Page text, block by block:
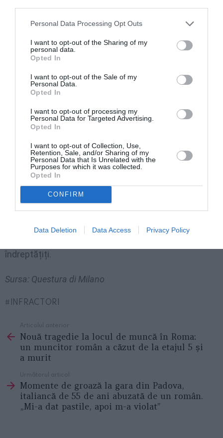
Personal Data Processing Opt Outs
I want to opt-out of the Sharing of my
personal data.
Opted In
I want to opt-out of the Sale of my
Personal Data.
Opted In
I want to opt-out of processing my
Personal Data for Targeted Advertising.
Opted In
I want to opt-out of Collection, Use,
Retention, Sale, and/or Sharing of my
Personal Data that Is Unrelated with the
Purposes for which it was collected.
Opted In
CONFIRM
Data Deletion Data Access Privacy Policy
Obiectele pot fi recunoscute de
proprietari
Cei doi bărbați au fost duși la penitenciarul San
persoanele păgubite să își recupereze bunurile,
Poliția din Milanoa publicat pe site-ul oficial
fotografii cu obiectele descoperite. Victimele pot
accesa secțiunea „bacheca oggetti trovati
verifica imaginile și a semnala dacă recunosc bijuterii
sau obiecte de valoare. Astfel, autoritățile speră să
îndreptățiți.
Sursa: Questura di Milano
INFRACTORI
more
Articolul anterior
Nouă tragedie la locul de muncă în Roma:
un muncitor român a căzut de la etajul 5 și
a murit
Următorul articol
Momente de groază la gara din Padova,
italiancă de 55 de ani abuzată de un român.
„Mi-a dat pastile, apoi m-a violat”